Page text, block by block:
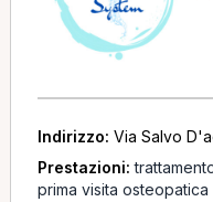
Indirizzo: Via Salvo
Prestazioni:
prima visita osteopatica